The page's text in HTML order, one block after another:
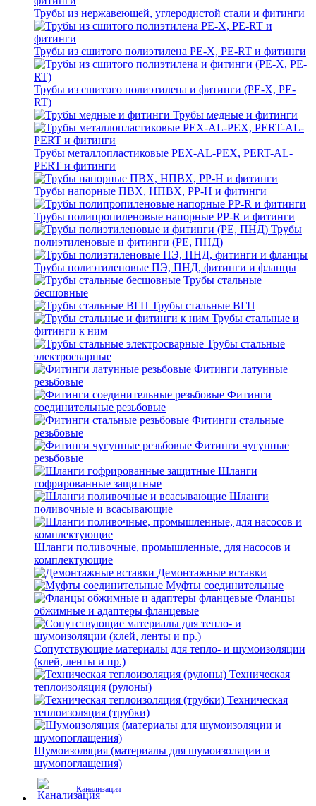
Трубы из нержавеющей, углеродистой стали и фитинги
Трубы из сшитого полиэтилена PE-X, PE-RT и фитинги
Трубы из сшитого полиэтилена и фитинги (PE-X, PE-
RT)
Трубы медные и фитинги
Трубы металлопластиковые PEX-AL-PEX, PERT-AL-
PERT и фитинги
Трубы напорные ПВХ, НПВХ, PP-H и фитинги
Трубы полипропиленовые напорные PP-R и фитинги
Трубы
полиэтиленовые и фитинги (PE, ПНД)
Трубы полиэтиленовые ПЭ, ПНД, фитинги и фланцы
Трубы стальные
бесшовные
Трубы стальные ВГП
Трубы стальные и
фитинги к ним
Трубы стальные
электросварные
Фитинги латунные
резьбовые
Фитинги
соединительные резьбовые
Фитинги стальные
резьбовые
Фитинги чугунные
резьбовые
Шланги
гофрированные защитные
Шланги
поливочные и всасывающие
Шланги поливочные, промышленные, для насосов и
комплектующие
Демонтажные вставки
Муфты соединительные
Фланцы
обжимные и адаптеры фланцевые
Сопутствующие материалы для тепло- и шумоизоляции
(клей, ленты и пр.)
Техническая
теплоизоляция (рулоны)
Техническая
теплоизоляция (трубки)
Шумоизоляция (материалы для шумоизоляции и
шумопоглащения)
Канализация